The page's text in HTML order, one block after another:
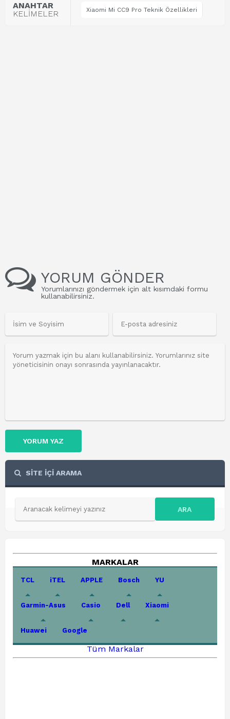
ANAHTAR
KELİMELER
Xiaomi Mi CC9 Pro Teknik Özellikleri
YORUM GÖNDER
Yorumlarınızı göndermek için alt kısımdaki formu
kullanabilirsiniz.
YORUM YAZ
SİTE İÇİ ARAMA
ARA
MARKALAR
TCL iTEL APPLE Bosch YU
Garmin-Asus Casio Dell Xiaomi
Huawei Google
Tüm Markalar